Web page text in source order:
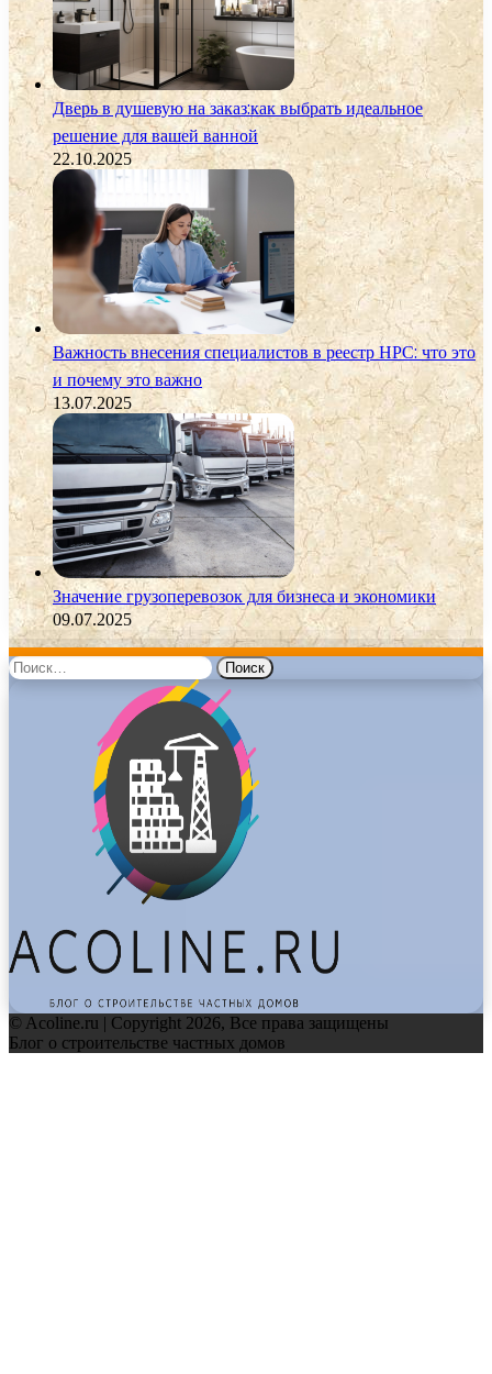
Дверь в душевую на заказ:как выбрать идеальное
решение для вашей ванной
22.10.2025
Важность внесения специалистов в реестр НРС: что это
и почему это важно
13.07.2025
Значение грузоперевозок для бизнеса и экономики
09.07.2025
Найти:
© Acoline.ru | Copyright 2026, Все права защищены
Блог о строительстве частных домов